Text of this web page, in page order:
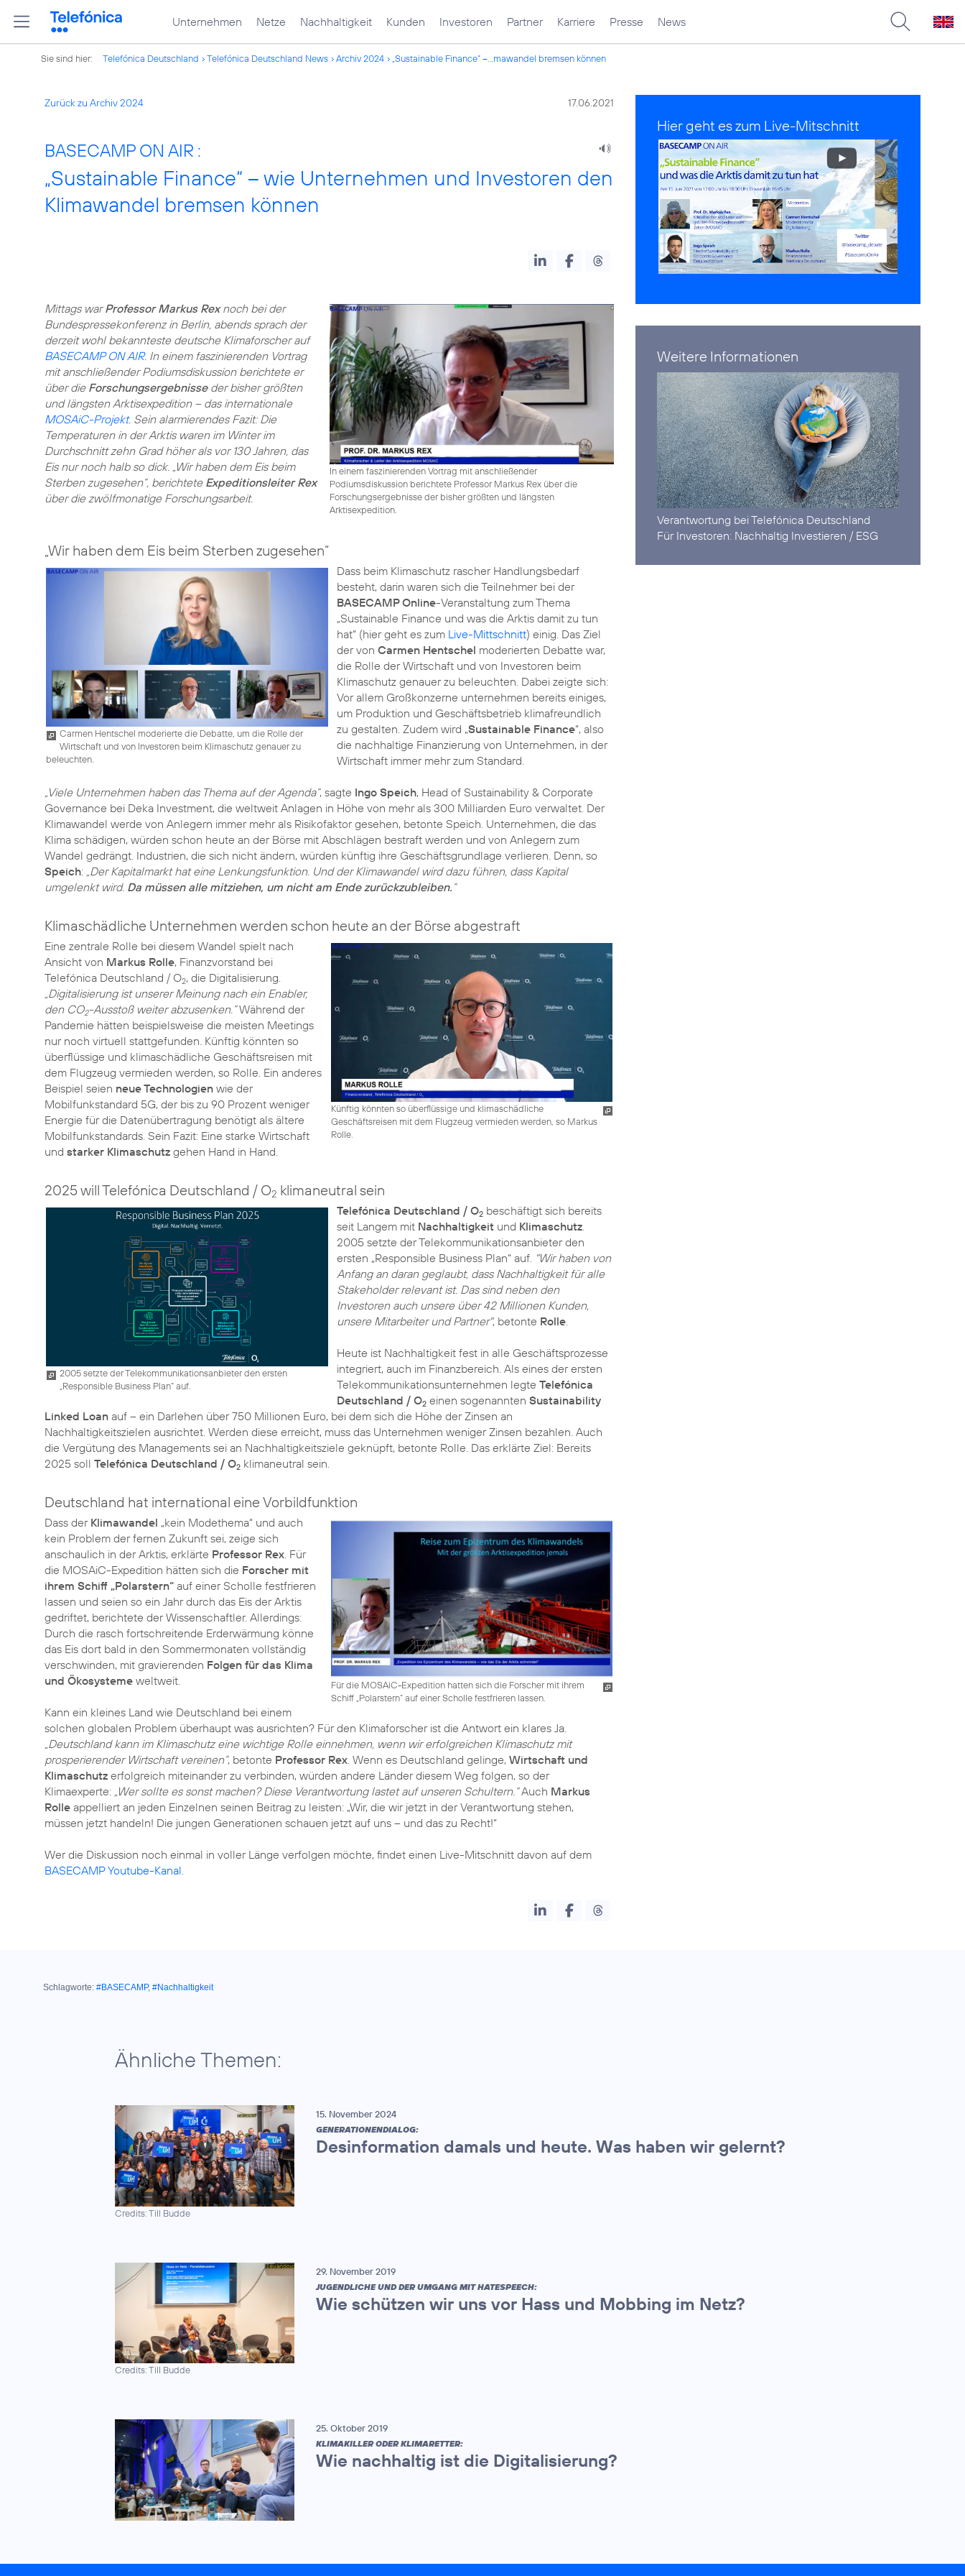
Unternehmen Netze Nachhaltigkeit Kunden Investoren Partner Karriere Presse News
Sie sind hier: Telefónica Deutschland Telefónica Deutschland News Archiv 2024 „Sustainable Finance“ –...mawandel bremsen können
Zurück zu Archiv 2024 17.06.2021
BASECAMP ON AIR :
„Sustainable Finance“ – wie Unternehmen und Investoren den
Klimawandel bremsen können
In einem faszinierenden Vortrag mit anschließender
Podiumsdiskussion berichtete Professor Markus Rex über die
Forschungsergebnisse der bisher größten und längsten
Arktisexpedition.
Mittags warProfessor Markus Rexnoch bei der
Bundespressekonferenz in Berlin, abends sprach der
derzeit wohl bekannteste deutsche Klimaforscher auf
BASECAMP ON AIR. In einem faszinierenden Vortrag
mit anschließender Podiumsdiskussion berichtete er
über die Forschungsergebnisseder bisher größten
und längsten Arktisexpedition – das internationale
MOSAiC-Projekt. Sein alarmierendes Fazit: Die
Temperaturen in der Arktis waren im Winter im
Durchschnitt zehn Grad höher als vor 130 Jahren, das
Eis nur noch halb so dick. „Wir haben dem Eis beim
Sterben zugesehen“, berichtete Expeditionsleiter Rex
über die zwölfmonatige Forschungsarbeit.
„Wir haben dem Eis beim Sterben zugesehen“
Carmen Hentschel moderierte die Debatte, um die Rolle der
Wirtschaft und von Investoren beim Klimaschutz genauer zu
beleuchten.
Dass beim Klimaschutz rascher Handlungsbedarf
besteht, darin waren sich die Teilnehmer bei der
BASECAMP Online-Veranstaltung zum Thema
„Sustainable Finance und was die Arktis damit zu tun
hat“ (hier geht es zum Live-Mittschnitt) einig. Das Ziel
der von Carmen Hentschel moderierten Debatte war,
die Rolle der Wirtschaft und von Investoren beim
Klimaschutz genauer zu beleuchten. Dabei zeigte sich:
Vor allem Großkonzerne unternehmen bereits einiges,
um Produktion und Geschäftsbetrieb klimafreundlich
zu gestalten. Zudem wird „Sustainable Finance“, also
die nachhaltige Finanzierung von Unternehmen, in der
Wirtschaft immer mehr zum Standard.
„Viele Unternehmen haben das Thema auf der Agenda“, sagte Ingo Speich, Head of Sustainability & Corporate
Governance bei Deka Investment, die weltweit Anlagen in Höhe von mehr als 300 Milliarden Euro verwaltet. Der
Klimawandel werde von Anlegern immer mehr als Risikofaktor gesehen, betonte Speich. Unternehmen, die das
Klima schädigen, würden schon heute an der Börse mit Abschlägen bestraft werden und von Anlegern zum
Wandel gedrängt. Industrien, die sich nicht ändern, würden künftig ihre Geschäftsgrundlage verlieren. Denn, so
Speich: „Der Kapitalmarkt hat eine Lenkungsfunktion. Und der Klimawandel wird dazu führen, dass Kapital
umgelenkt wird. Da müssen alle mitziehen, um nicht am Ende zurückzubleiben. “
Klimaschädliche Unternehmen werden schon heute an der Börse abgestraft
Künftig könnten so überflüssige und klimaschädliche
Geschäftsreisen mit dem Flugzeug vermieden werden, so Markus
Rolle.
Eine zentrale Rolle bei diesem Wandel spielt nach
Ansicht von Markus Rolle, Finanzvorstand bei
Telefónica Deutschland / O2, die Digitalisierung.
„Digitalisierung ist unserer Meinung nach ein Enabler,
den CO2-Ausstoß weiter abzusenken.“Während der
Pandemie hätten beispielsweise die meisten Meetings
nur noch virtuell stattgefunden. Künftig könnten so
überflüssige und klimaschädliche Geschäftsreisen mit
dem Flugzeug vermieden werden, so Rolle. Ein anderes
Beispiel seien neue Technologien wie der
Mobilfunkstandard 5G, der bis zu 90 Prozent weniger
Energie für die Datenübertragung benötigt als ältere
Mobilfunkstandards. Sein Fazit: Eine starke Wirtschaft
und starker Klimaschutz gehen Hand in Hand.
2025 will Telefónica Deutschland / O2 klimaneutral sein
2005 setzte der Telekommunikationsanbieter den ersten
„Responsible Business Plan“ auf.
Telefónica Deutschland / O2beschäftigt sich bereits
seit Langem mit Nachhaltigkeit und Klimaschutz.
2005 setzte der Telekommunikationsanbieter den
ersten „Responsible Business Plan“ auf. "Wir haben von
Anfang an daran geglaubt, dass Nachhaltigkeit für alle
Stakeholder relevant ist. Das sind neben den
Investoren auch unsere über 42 Millionen Kunden,
unsere Mitarbeiter und Partner", betonte Rolle.
Heute ist Nachhaltigkeit fest in alle Geschäftsprozesse
integriert, auch im Finanzbereich. Als eines der ersten
Telekommunikationsunternehmen legte Telefónica
Deutschland / O2einen sogenannten Sustainability
Linked Loan auf – ein Darlehen über 750 Millionen Euro, bei dem sich die Höhe der Zinsen an
Nachhaltigkeitszielen ausrichtet. Werden diese erreicht, muss das Unternehmen weniger Zinsen bezahlen. Auch
die Vergütung des Managements sei an Nachhaltigkeitsziele geknüpft, betonte Rolle. Das erklärte Ziel: Bereits
2025 soll Telefónica Deutschland / O2
Deutschland hat international eine Vorbildfunktion
Für die MOSAiC-Expedition hatten sich die Forscher mit ihrem
Schiff „Polarstern“ auf einer Scholle festfrieren lassen.
Dass der Klimawandel „kein Modethema“ und auch
kein Problem der fernen Zukunft sei, zeige sich
anschaulich in der Arktis, erklärte Professor Rex. Für
die MOSAiC-Expedition hätten sich die Forscher mit
ihrem Schiff „Polarstern“ auf einer Scholle festfrieren
lassen und seien so ein Jahr durch das Eis der Arktis
gedriftet, berichtete der Wissenschaftler. Allerdings:
Durch die rasch fortschreitende Erderwärmung könne
das Eis dort bald in den Sommermonaten vollständig
verschwinden, mit gravierenden Folgen für das Klima
und Ökosysteme weltweit.
Kann ein kleines Land wie Deutschland bei einem
solchen globalen Problem überhaupt was ausrichten? Für den Klimaforscher ist die Antwort ein klares Ja.
„Deutschland kann im Klimaschutz eine wichtige Rolle einnehmen, wenn wir erfolgreichen Klimaschutz mit
prosperierender Wirtschaft vereinen“, betonte Professor Rex. Wenn es Deutschland gelinge, Wirtschaft und
Klimaschutz erfolgreich miteinander zu verbinden, würden andere Länder diesem Weg folgen, so der
Klimaexperte: „Wer sollte es sonst machen? Diese Verantwortung lastet auf unseren Schultern.“Auch Markus
Rolle appelliert an jeden Einzelnen seinen Beitrag zu leisten: „Wir, die wir jetzt in der Verantwortung stehen,
müssen jetzt handeln! Die jungen Generationen schauen jetzt auf uns – und das zu Recht!“
Wer die Diskussion noch einmal in voller Länge verfolgen möchte, findet einen Live-Mitschnitt davon auf dem
BASECAMP Youtube-Kanal.
Hier geht es zum Live-Mitschnitt
Weitere Informationen
Verantwortung bei Telefónica Deutschland
Für Investoren: Nachhaltig Investieren / ESG
Schlagworte: #BASECAMP, #Nachhaltigkeit
Ähnliche Themen:
Credits: Till Budde
15. November 2024
GENERATIONENDIALOG:
Desinformation damals und heute. Was haben wir gelernt?
Credits: Till Budde
29. November 2019
JUGENDLICHE UND DER UMGANG MIT HATESPEECH:
Wie schützen wir uns vor Hass und Mobbing im Netz?
25. Oktober 2019
KLIMAKILLER ODER KLIMARETTER:
Wie nachhaltig ist die Digitalisierung?